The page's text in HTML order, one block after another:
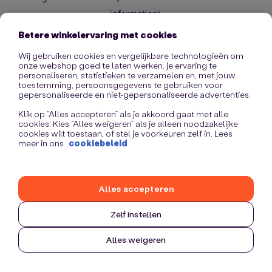
information).
Betere winkelervaring met cookies
Wij gebruiken cookies en vergelijkbare technologieën om
onze webshop goed te laten werken, je ervaring te
personaliseren, statistieken te verzamelen en, met jouw
toestemming, persoonsgegevens te gebruiken voor
gepersonaliseerde en niet-gepersonaliseerde advertenties.
Klik op “Alles accepteren” als je akkoord gaat met alle
cookies. Kies “Alles weigeren” als je alleen noodzakelijke
cookies wilt toestaan, of stel je voorkeuren zelf in. Lees
meer in ons cookiebeleid
Zelf instellen
Alles weigeren
Alles accepteren